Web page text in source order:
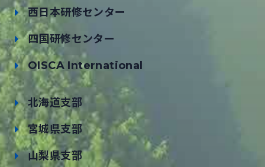
西日本研修センター
四国研修センター
OISCA International
北海道支部
宮城県支部
山梨県支部